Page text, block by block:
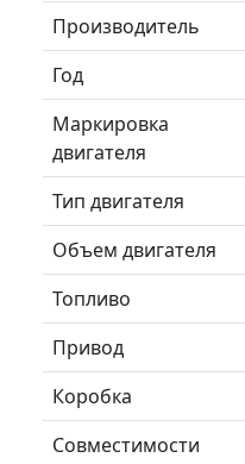
Производитель
Год
Маркировка
двигателя
Тип двигателя
Объем двигателя
Топливо
Привод
Коробка
Совместимости